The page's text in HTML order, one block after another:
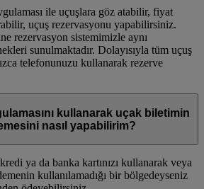
ile uçuşlara göz atabilir, fiyat
uçuş rezervasyonu yapabilirsiniz.
rezervasyon sistemimizle aynı
sunulmaktadır. Dolayısıyla tüm uçuş
telefonunuzu kullanarak rezerve
kullanarak uçak biletimin
nasıl yapabilirim?
ya da banka kartınızı kullanarak veya
kullanılamadığı bir bölgedeyseniz